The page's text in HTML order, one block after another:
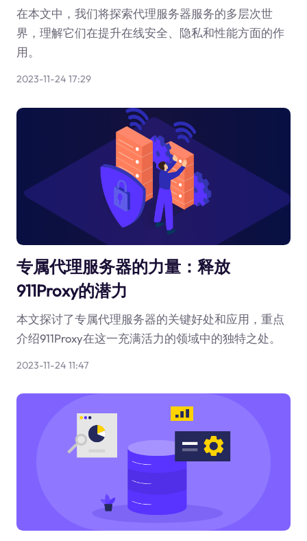
在本文中，我们将探索代理服务器服务的多层次世
界，理解它们在提升在线安全、隐私和性能方面的作
用。
2023-11-24 17:29
专属代理服务器的力量：释放
911Proxy的潜力
本文探讨了专属代理服务器的关键好处和应用，重点
介绍911Proxy在这一充满活力的领域中的独特之处。
2023-11-24 11:47